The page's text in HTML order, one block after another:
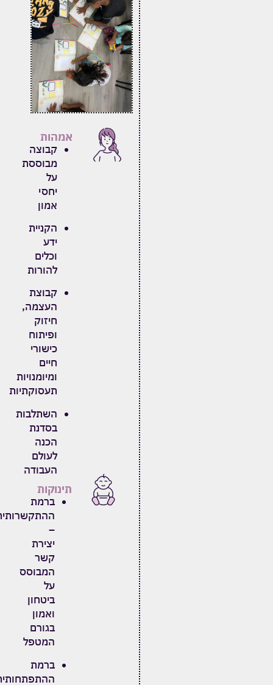
אמהות
קבוצה
מבוססת
על
יחסי
אמון
הקניית
ידע
וכלים
להורות
קבוצת
העצמה,
חיזוק
ופיתוח
כישורי
חיים
ומיומנויות
תעסוקתיות
השתלבות
בסדנת
הכנה
לעולם
העבודה
תינוקות
ברמת
ההתקשרותית
–
יצירת
קשר
המבוסס
על
ביטחון
ואמון
בגורם
המטפל
ברמת
ההתפתחותית